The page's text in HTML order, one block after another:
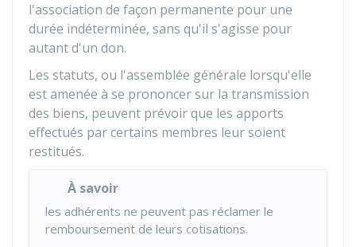
l'association de façon permanente pour une
durée indéterminée, sans qu'il s'agisse pour
autant d'un don.
Les statuts, ou l'assemblée générale lorsqu'elle
est amenée à se prononcer sur la transmission
des biens, peuvent prévoir que les apports
effectués par certains membres leur soient
restitués.
À savoir
les adhérents ne peuvent pas réclamer le
remboursement de leurs cotisations.